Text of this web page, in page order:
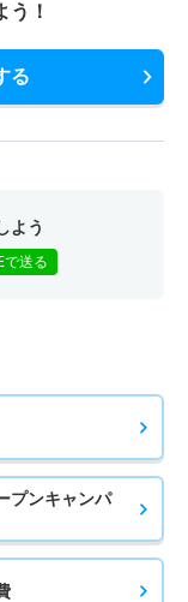
う！
る
よう
で送る
プンキャンパ